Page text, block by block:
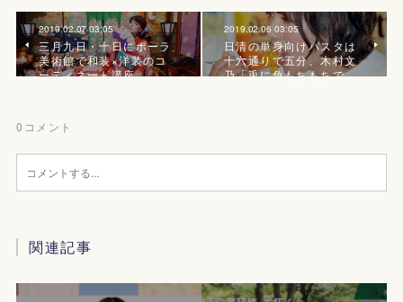
2019.02.07 03:05
三月九日・十日にポーラ
美術館で和装×洋装のコ
ーディネート講座
2019.02.06 03:05
日清の単身向けパスタは
十六通りで五分、木村文
乃「兎に角もちもちで…
0 コメント
関連記事